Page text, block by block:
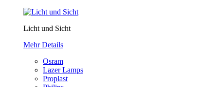
Licht und Sicht
Mehr Details
Osram
Lazer Lamps
Proplast